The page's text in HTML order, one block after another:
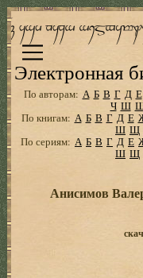
Электронная
По авторам: А Б В Г Д Е
Ч Ш
По книгам: А Б В Г Д Е
Ш Щ
По сериям: А Б В Г Д Е
Ш Щ
Анисимов